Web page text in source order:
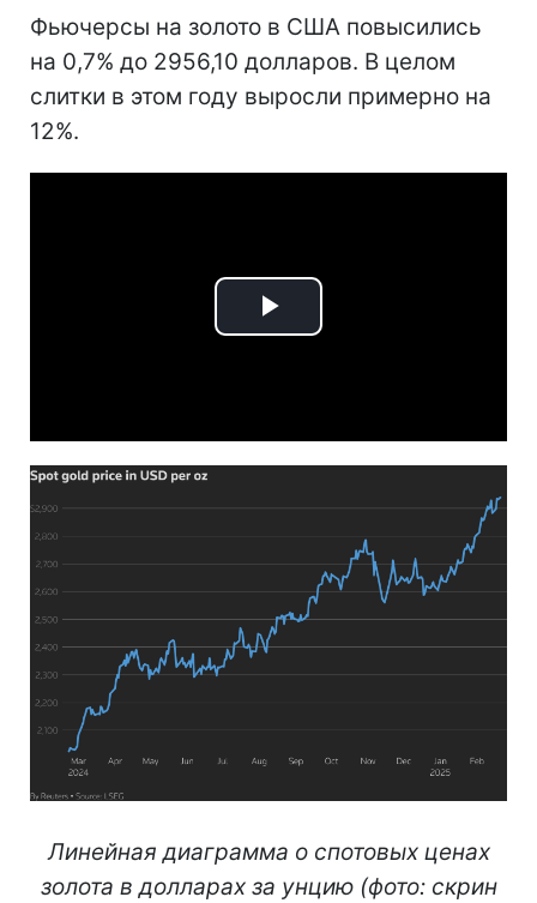
Фьючерсы на золото в США повысились
на 0,7% до 2956,10 долларов. В целом
слитки в этом году выросли примерно на
12%.
Play
Линейная диаграмма о спотовых ценах
золота в долларах за унцию (фото: скрин